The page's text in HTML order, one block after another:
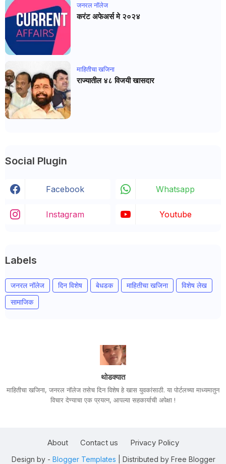
जनरल नाॅलेज
करंट अफेअर्स मे २०२४
माहितीचा खजिना
राज्यातील ४८ विजयी खासदार
Social Plugin
Facebook Whatsapp
Instagram Youtube
Labels
जनरल नॉलेज दिन विशेष बेधडक माहितीचा खजिना
विशेष लेख
सामाजिक
थोडक्यात
माहितीचा खजिना, जनरल नॉलेज तसेच दिन विशेष हे खास युवकांसाठी. या पोर्टलच्या माध्यमातुन
विचार देण्याचा एक प्रयत्न, आपल्या सहकार्याची अपेक्षा !
Design by - Blogger Templates | Distributed by Free Blogger
About Contact us Privacy Policy